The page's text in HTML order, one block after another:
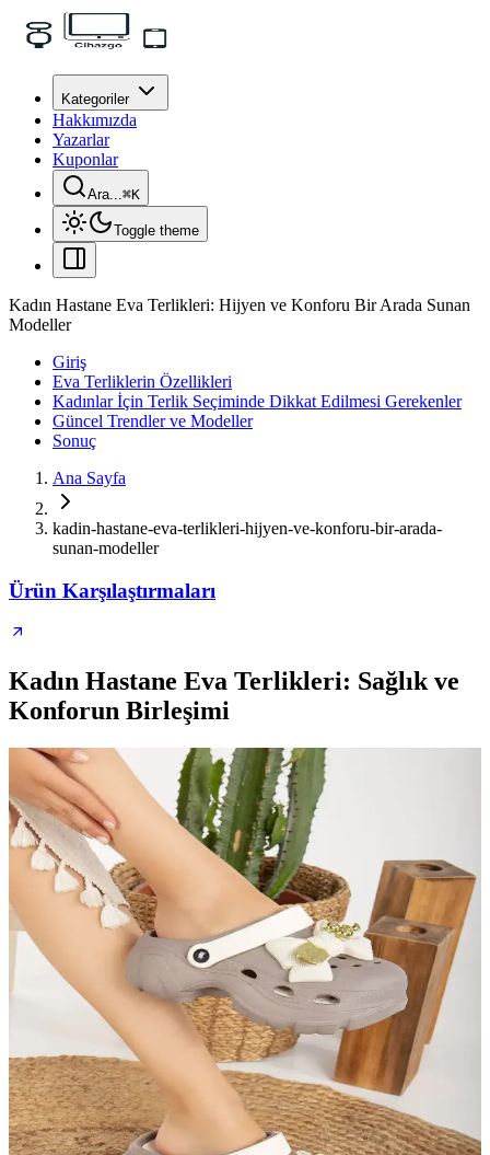
Kategoriler
Hakkımızda
Yazarlar
Kuponlar
Ara...⌘K
Toggle theme
Kadın Hastane Eva Terlikleri: Hijyen ve Konforu Bir Arada Sunan
Modeller
Giriş
Eva Terliklerin Özellikleri
Kadınlar İçin Terlik Seçiminde Dikkat Edilmesi Gerekenler
Güncel Trendler ve Modeller
Sonuç
Ana Sayfa
kadin-hastane-eva-terlikleri-hijyen-ve-konforu-bir-arada-
sunan-modeller
Ürün Karşılaştırmaları
Kadın Hastane Eva Terlikleri: Sağlık ve
Konforun Birleşimi